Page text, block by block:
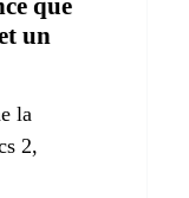
que
un
la
2,